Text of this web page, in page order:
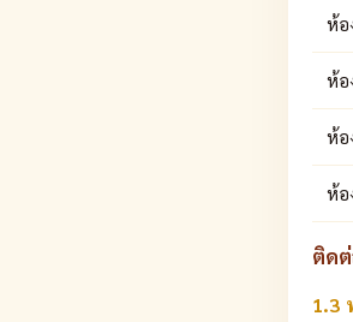
ห้อ
ห้อ
ห้อ
ห้อ
ติด
1.3